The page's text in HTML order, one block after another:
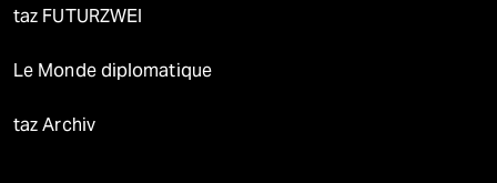
taz FUTURZWEI
Le Monde diplomatique
taz Archiv